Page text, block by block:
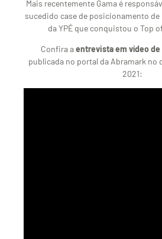
Mais recentemente Gama é
sucedido case de posicionamento
da YPÊ que conquistou o Top
Confira aentrevista em vídeo de
publicada no portal da Abramark no
2021: